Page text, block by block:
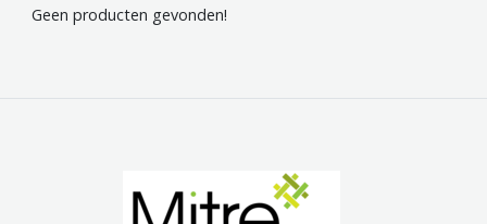
Geen producten gevonden!